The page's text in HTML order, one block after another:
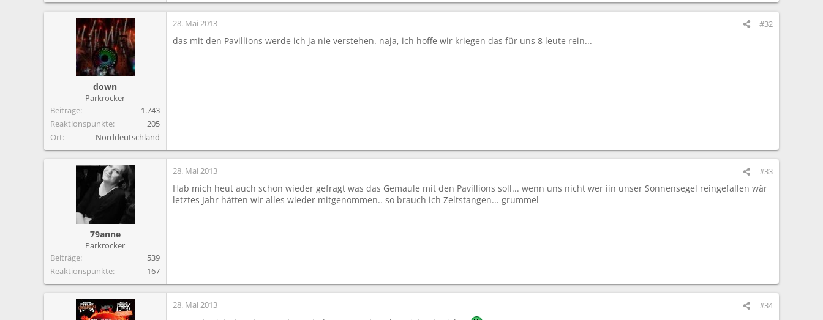
down
Parkrocker
Beiträge
1.743
Reaktionspunkte
205
Ort
Norddeutschland
28. Mai 2013 #32
das mit den Pavillions werde ich ja nie verstehen. naja, ich hoffe wir kriegen das für uns 8 leute rein...
79anne
Parkrocker
Beiträge
539
Reaktionspunkte
167
28. Mai 2013 #33
Hab mich heut auch schon wieder gefragt was das Gemaule mit den Pavillions soll... wenn uns nicht wer iin unser Sonnensegel reingefallen wär
letztes Jahr hätten wir alles wieder mitgenommen.. so brauch ich Zeltstangen... grummel
28. Mai 2013 #34